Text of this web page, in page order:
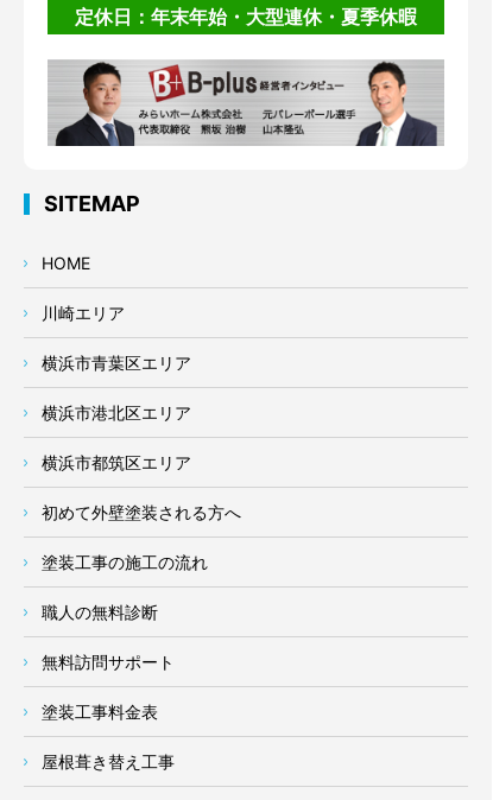
定休日：年末年始・大型連休・夏季休暇
SITEMAP
HOME
川崎エリア
横浜市青葉区エリア
横浜市港北区エリア
横浜市都筑区エリア
初めて外壁塗装される方へ
塗装工事の施工の流れ
職人の無料診断
無料訪問サポート
塗装工事料金表
屋根葺き替え工事